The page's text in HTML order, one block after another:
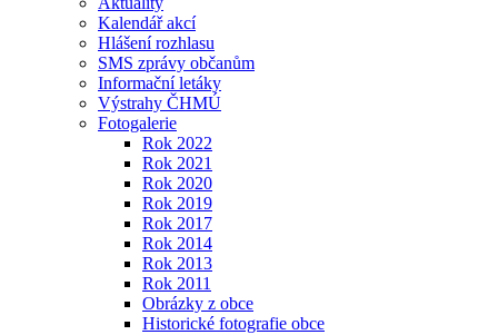
Kalendář akcí
Hlášení rozhlasu
SMS zprávy občanům
Informační letáky
Výstrahy ČHMÚ
Fotogalerie
Rok 2022
Rok 2021
Rok 2020
Rok 2019
Rok 2017
Rok 2014
Rok 2013
Rok 2011
Obrázky z obce
Historické fotografie obce